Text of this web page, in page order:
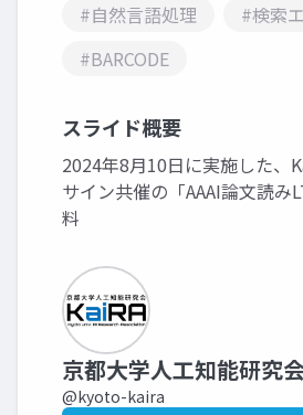
#自然言語処理
#検索
#BARCODE
スライド概要
2024年8月10日に実施した、
サイン共催の「AAAI論文読み
料
京都大学人工知能研究
@kyoto-kaira